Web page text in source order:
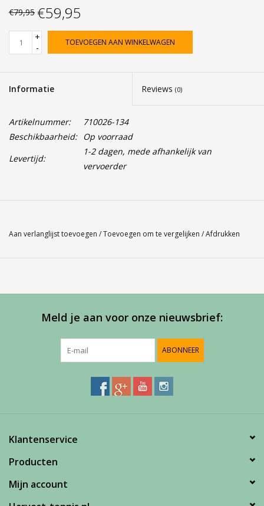
€79,95 €59,95
+
-
TOEVOEGEN AAN WINKELWAGEN
Informatie Reviews (0)
Artikelnummer:
710026-134
Beschikbaarheid: Op voorraad
Levertijd:
1-2 dagen, mede afhankelijk van
vervoerder
Aan verlanglijst toevoegen /Toevoegen om te vergelijken /Afdrukken
Meld je aan voor onze nieuwsbrief:
ABONNEER
Klantenservice
Producten
Mijn account